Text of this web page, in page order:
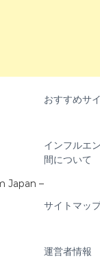
Japan –
おすすめサ
インフルエ
間について
サイトマッ
運営者情報